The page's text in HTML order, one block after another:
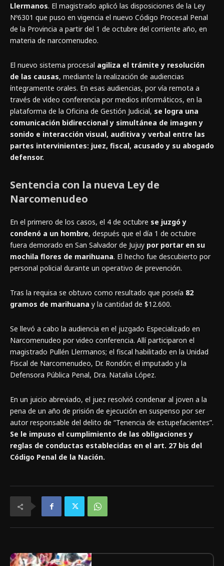
Llermanos. El magistrado aplicó las disposiciones de la Ley
Nº6301 que puso en vigencia el nuevo Código Procesal Penal
de la Provincia a partir del 1 de octubre del corriente año, en
materia de narcomenudeo.
El nuevo sistema procesal agiliza el trámite y resolución
de las causas, mediante la realización de audiencias
íntegramente orales. En esas audiencias, por vía remota a
través de video conferencia por medios informáticos, en la
plataforma de la Oficina de Gestión Judicial, se logra una
comunicación bidireccional y simultánea de imagen y
sonido e interacción visual, auditiva y verbal entre las
partes intervinientes: juez, fiscal, acusado y su abogado
defensor.
Sentencia con la nueva Ley de
Narcomenudeo
En el primero de los casos, el 4 de octubre se juzgó y
condenó a un hombre, después que el día 1 de octubre
fuera demorado en San Salvador de Jujuy por portar en su
mochila flores de marihuana. El hecho fue descubierto por
personal policial durante un operativo de prevención.
Tras la requisa se obtuvo como resultado que poseía 82
gramos de marihuana y la cantidad de $12.600.
Se llevó a cabo la audiencia en el juzgado Especializado en
Narcomenudeo por video conferencia. Allí participaron el
magistrado Pullén Llermanos; el fiscal habilitado en la Unidad
Fiscal de Narcomenudeo, Dr. Rondón; el imputado y la
Defensora Pública Penal, Dra. Natalia López.
En un juicio abreviado, el juez resolvió condenar al joven a la
pena de un año de prisión de ejecución en suspenso por ser
autor responsable del delito de “Tenencia de estupefacientes”.
Se le impuso el cumplimiento de las obligaciones y
reglas de conductas establecidas en el art. 27 bis del
Código Penal de la Nación.